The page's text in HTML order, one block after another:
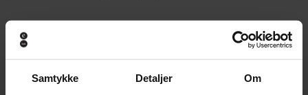
Samtykke Detaljer Om